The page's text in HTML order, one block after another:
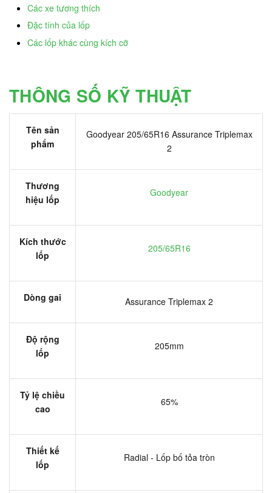
Các xe tương thích
Đặc tính của lốp
Các lốp khác cùng kích cỡ
THÔNG SỐ KỸ THUẬT
Tên sản
phẩm
Goodyear 205/65R16 Assurance Triplemax
2
Thương
hiệu lốp
Goodyear
Kích thước
lốp
205/65R16
Dòng gai Assurance Triplemax 2
Độ rộng
lốp
205mm
Tỷ lệ chiều
cao
65%
Thiết kế
lốp
Radial - Lốp bố tỏa tròn